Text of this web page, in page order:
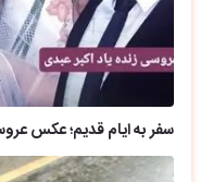
سفر به ایام قدیم؛ عکس